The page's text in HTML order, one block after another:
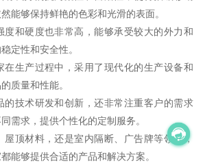
能够保持鲜艳的色彩和光滑的表面。
度和硬度也非常高，能够承受较大的外力和
定性和安全性。
在生产过程中，采用了现代化的生产设备和
质量和性能。
的技术研发和创新，还非常注重客户的需求
需求，提供个性化的定制服务。
屋顶材料，还是室内隔断、广告牌等领域，
能够提供合适的产品和解决方案。